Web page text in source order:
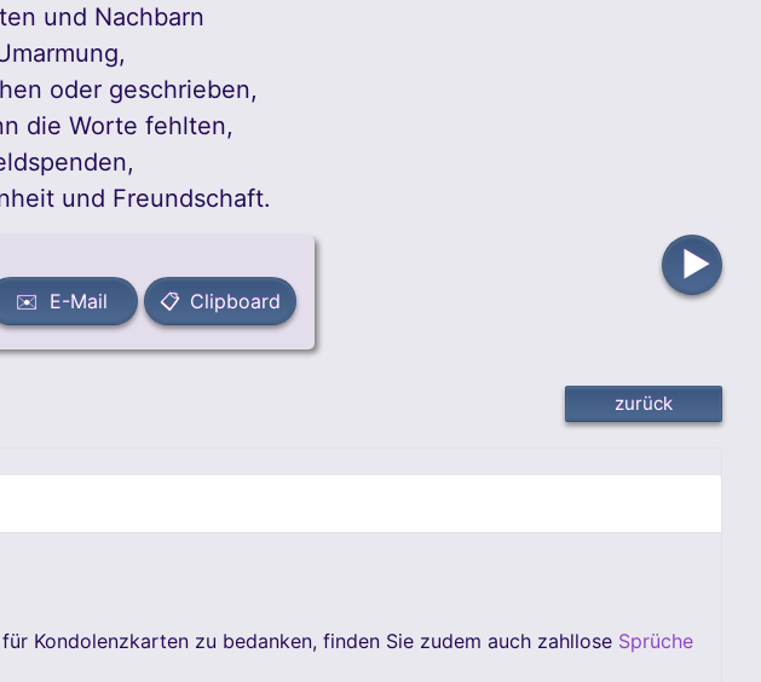
und Nachbarn
oder geschrieben,
die Worte fehlten,
und Freundschaft.
✉️ E-Mail 📋 Clipboard
▶
Kondolenzkarten zu bedanken, finden Sie zudem auch zahllose Sprüche